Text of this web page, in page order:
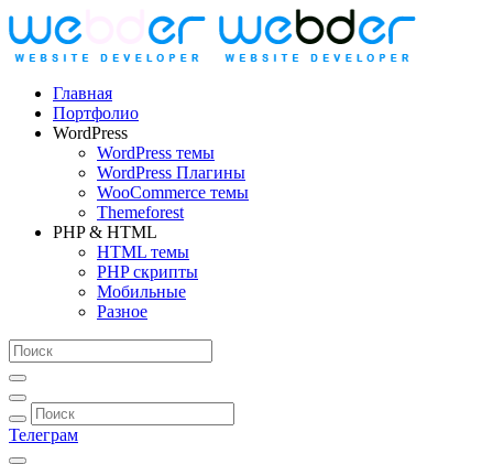
Главная
Портфолио
WordPress
WordPress темы
WordPress Плагины
WooCommerce темы
Themeforest
PHP & HTML
HTML темы
PHP скрипты
Мобильные
Разное
Телеграм